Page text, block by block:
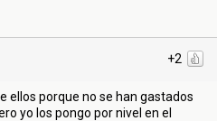
+2
ellos porque no se han gastados
yo los pongo por nivel en el